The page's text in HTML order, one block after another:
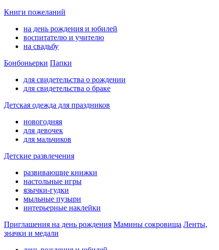
Книги пожеланий
на день рождения и юбилей
воспитателю и учителю
на свадьбу
Бонбоньерки Папки
для свидетельства о рождении
для свидетельства о браке
Детская одежда для праздников
новогодняя
для девочек
для мальчиков
Детские развлечения
развивающие книжки
настольные игры
язычки-гудки
мыльные пузыри
интерьерные наклейки
Приглашения на день рождения Мамины сокровища Ленты,
значки и медали